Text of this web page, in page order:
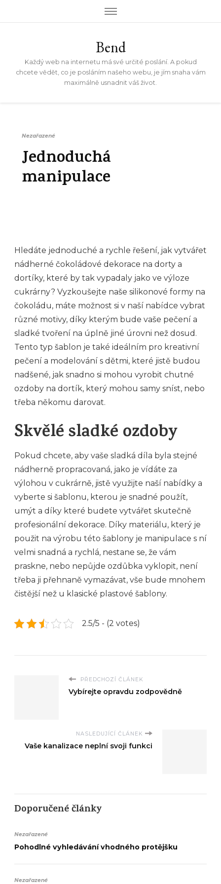
Bend
Každý web na internetu má své určité poslání. A pokud
chcete vědět, co je posláním našeho webu, je jím snaha vám
maximálně usnadnit váš život.
Nezařazené
Jednoduchá
manipulace
Hledáte jednoduché a rychle řešení, jak vytvářet
nádherné čokoládové dekorace na dorty a
dortíky, které by tak vypadaly jako ve výloze
cukrárny? Vyzkoušejte naše silikonové formy na
čokoládu, máte možnost si v naší nabídce vybrat
různé motivy, díky kterým bude vaše pečení a
sladké tvoření na úplně jiné úrovni než dosud.
Tento typ šablon je také ideálním pro kreativní
pečení a modelování s dětmi, které jistě budou
nadšené, jak snadno si mohou vyrobit chutné
ozdoby na dortík, který mohou samy sníst, nebo
třeba někomu darovat.
Skvělé sladké ozdoby
Pokud chcete, aby vaše sladká díla byla stejné
nádherně propracovaná, jako je vídáte za
výlohou v cukrárně, jistě využijte naší nabídky a
vyberte si šablonu, kterou je snadné použít,
umýt a díky které budete vytvářet skutečně
profesionální dekorace. Díky materiálu, který je
použit na výrobu této šablony je manipulace s ní
velmi snadná a rychlá, nestane se, že vám
praskne, nebo nepůjde ozdůbka vyklopit, není
třeba ji přehnaně vymazávat, vše bude mnohem
čistější než u klasické plastové šablony.
2.5/5 - (2 votes)
PŘEDCHOZÍ ČLÁNEK
Vybírejte opravdu zodpovědně
NASLEDUJÍCÍ ČLÁNEK
Vaše kanalizace neplní svoji funkci
Doporučené články
Nezařazené
Pohodlné vyhledávání vhodného protějšku
Nezařazené